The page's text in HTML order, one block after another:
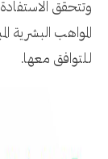
وتتحقق
المواهب البشرية
للتوافق معها.